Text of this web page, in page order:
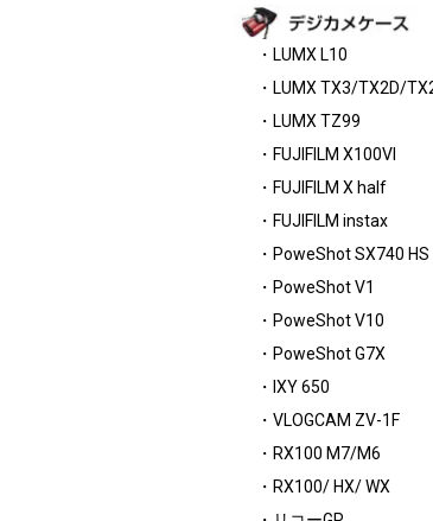
・LUMX L10
・LUMX TX3/TX2D/
・LUMX TZ99
・FUJIFILM X100VI
・FUJIFILM X half
・FUJIFILM instax
・PoweShot SX740 HS
・PoweShot V1
・PoweShot V10
・PoweShot G7X
・IXY 650
・VLOGCAM ZV-1F
・RX100 M7/M6
・RX100/ HX/ WX